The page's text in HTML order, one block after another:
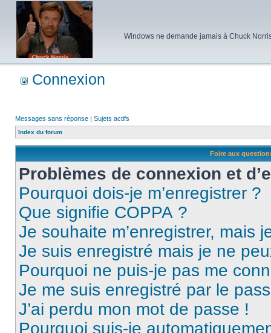
Windows ne demande jamais à Chuck
Connexion
Messages sans réponse | Sujets actifs
Index du forum
Foire aux
Problèmes de connexion et
Pourquoi dois-je m’enregistrer ?
Que signifie COPPA ?
Je souhaite m’enregistrer, mais
Je suis enregistré mais je ne
Pourquoi ne puis-je pas me
Je me suis enregistré par le
J’ai perdu mon mot de passe !
Pourquoi suis-je